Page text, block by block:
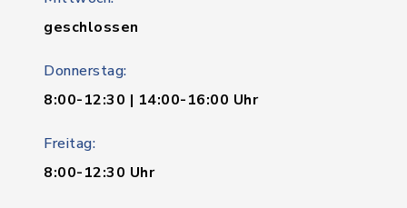
geschlossen
Donnerstag:
8:00-12:30 | 14:00-16:00 Uhr
Freitag:
8:00-12:30 Uhr